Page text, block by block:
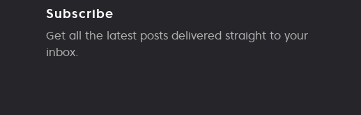
Subscribe
Get all the latest posts delivered straight to your
inbox.